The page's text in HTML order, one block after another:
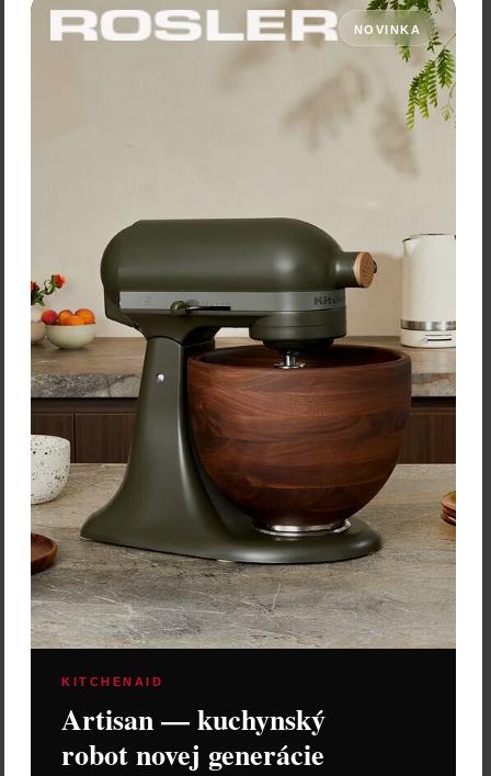
Vložiť do košíka Vložiť do košíka
NOVINKA
KITCHENAID
Artisan — kuchynský
robot novej generácie